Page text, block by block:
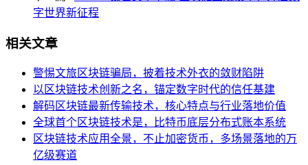
字世界新征程
相关文章
警惕文旅区块链骗局，披着技术外衣的敛财陷阱
以区块链技术创新之名，锚定数字时代的信任基建
解码区块链最新传输技术，核心特点与行业落地价值
全球首个区块链技术是，比特币底层分布式账本系统
区块链技术应用全景，不止加密货币，多场景落地的万
亿级赛道